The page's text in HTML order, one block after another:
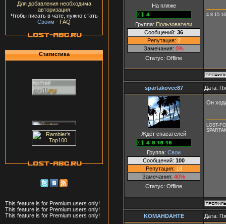
Для добавления необходима
авторизация
Чтобы писать в чате, нужно стать
Своим - FAQ
Статистика
This feature is for Premium users only!
This feature is for Premium users only!
This feature is for Premium users only!
На пляже
Группа: Пользователи
Сообщений: 36
Репутация: 2
Замечания: 0%
Статус: Offline
4 8 15
spartakovec87 Дата:
Ждёт спасателей
Группа: Свои
Сообщений: 100
Репутация: 18
Замечания: 40%
Статус: Offline
Он
LOST-
KOMAHDAHTE Дата: